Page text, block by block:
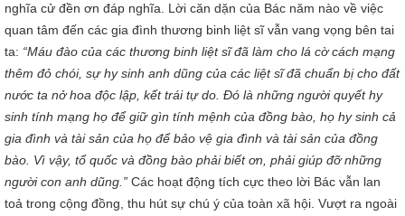
nghĩa cử đền ơn đáp nghĩa. Lời căn dặn của Bác năm nào về việc
quan tâm đến các gia đình thương binh liệt sĩ vẫn vang vọng bên tai
ta: “Máu đào của các thương binh liệt sĩ đã làm cho lá cờ cách mạng
thêm đỏ chói, sự hy sinh anh dũng của các liệt sĩ đã chuẩn bị cho đất
nước ta nở hoa độc lập, kết trái tự do. Đó là những người quyết hy
sinh tính mạng họ để giữ gìn tính mệnh của đồng bào, họ hy sinh cả
gia đình và tài sản của họ để bảo vệ gia đình và tài sản của đồng
bào. Vì vậy, tổ quốc và đồng bào phải biết ơn, phải giúp đỡ những
người con anh dũng.” Các hoạt động tích cực theo lời Bác vẫn lan
toả trong cộng đồng, thu hút sự chú ý của toàn xã hội. Vượt ra ngoài